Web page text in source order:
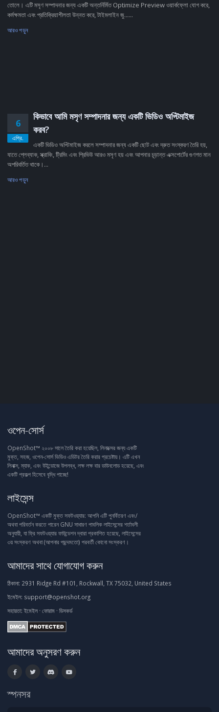
তোলে। এটি মসৃণ সম্পাদনার জন্য একটি অন্তর্নির্মিত Optimize Preview ওয়ার্কফ্লো যোগ করে,
কর্মক্ষমতা এবং প্রতিক্রিয়াশীলতা উন্নত করে, টাইমলাইন জু......
আরও পড়ুন
6
এপ্রি.
কিভাবে আমি মসৃণ সম্পাদনার জন্য একটি ভিডিও অপ্টিমাইজ
করব?
একটি ভিডিও অপ্টিমাইজ করলে সম্পাদনার জন্য একটি ছোট এবং দ্রুত সংস্করণ তৈরি হয়,
যাতে প্লেব্যাক, স্ক্রাবিং, ট্রিমিং এবং প্রিভিউ আরও মসৃণ হয় এবং আপনার চূড়ান্ত এক্সপোর্টের গুণগত মান
অপরিবর্তিত থাকে।...
আরও পড়ুন
ওপেন-সোর্স
OpenShot™ ২০০৮ সালে তৈরি করা হয়েছিল, লিনাক্সের জন্য একটি
মুক্ত, সহজ, ওপেন-সোর্স ভিডিও এডিটর তৈরি করার প্রচেষ্টায়। এটি এখন
লিনাক্স, ম্যাক, এবং উইন্ডোজে উপলব্ধ, লক্ষ লক্ষ বার ডাউনলোড হয়েছে, এবং
একটি প্রকল্প হিসেবে বৃদ্ধি পাচ্ছে!
লাইসেন্স
OpenShot™ একটি মুক্ত সফটওয়্যার: আপনি এটি পুনর্বিতরণ এবং/
অথবা পরিবর্তন করতে পারেন GNU সাধারণ পাবলিক লাইসেন্সের শর্তাবলী
অনুযায়ী, যা ফ্রি সফটওয়্যার ফাউন্ডেশন দ্বারা প্রকাশিত হয়েছে, লাইসেন্সের
৩য় সংস্করণ অথবা (আপনার পছন্দমতো) পরবর্তী কোনো সংস্করণ।
আমাদের সাথে যোগাযোগ করুন
ঠিকানা: 2931 Ridge Rd #101, Rockwall, TX 75032, United States
ইমেইল: support@openshot.org
সহায়তা: ইমেইল · ফোরাম · ডিসকর্ড
আমাদের অনুসরণ করুন
স্পনসর